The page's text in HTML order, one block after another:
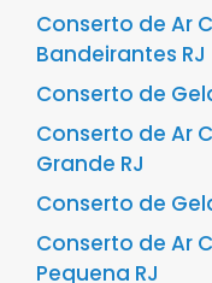
Conserto de Ar
Bandeirantes RJ
Conserto de
Conserto de Ar
Grande RJ
Conserto de
Conserto de Ar
Pequena RJ